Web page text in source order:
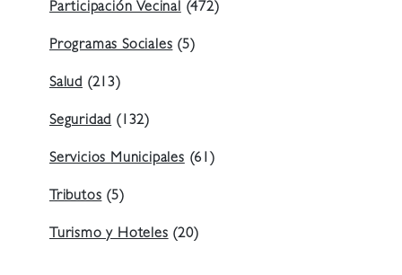
Participación Vecinal(472)
Programas Sociales(5)
Salud (213)
Seguridad(132)
Servicios Municipales(61)
Tributos(5)
Turismo y Hoteles(20)